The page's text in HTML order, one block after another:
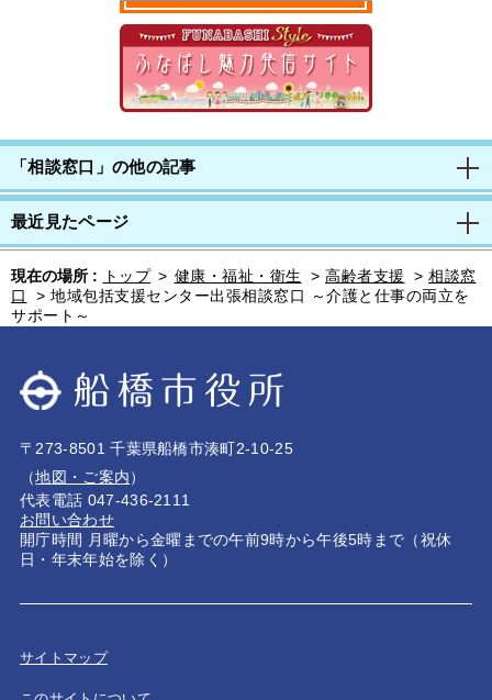
「相談窓口」の他の記事
最近見たページ
現在の場所 : トップ > 健康・福祉・衛生 > 高齢者支援 > 相談窓
口
> 地域包括支援センター出張相談窓口 ～介護と仕事の両立を
サポート～
〒273-8501 千葉県船橋市湊町2-10-25
（地図・ご案内）
代表電話 047-436-2111
お問い合わせ
開庁時間 月曜から金曜までの午前9時から午後5時まで（祝休
日・年末年始を除く）
サイトマップ